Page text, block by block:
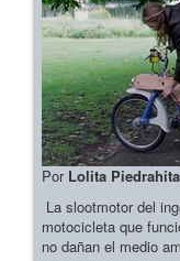
Por Lolita Piedrahita
La slootmotor del
motocicleta que
no dañan el medio